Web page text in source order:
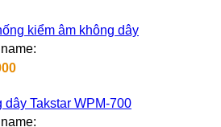
kiểm âm không dây
dây Takstar WPM-700